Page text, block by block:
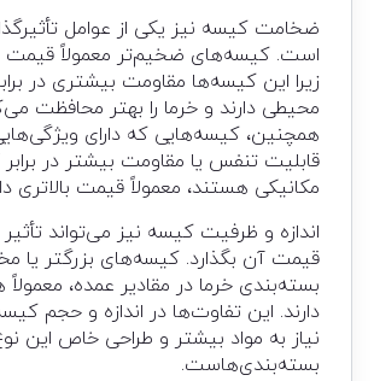
ضخامت کیسه نیز یکی از عوامل
است. کیسه‌های ضخیم‌تر معمولاً قیمت
زیرا این کیسه‌ها مقاومت بیشتری در
محیطی دارند و خرما را بهتر محافظت
همچنین، کیسه‌هایی که دارای
قابلیت تنفس یا مقاومت بیشتر در
مکانیکی هستند، معمولاً قیمت بالاتری
اندازه و ظرفیت کیسه نیز می‌تواند تأثیر
قیمت آن بگذارد. کیسه‌های بزرگتر یا
بسته‌بندی خرما در مقادیر عمده،
دارند. این تفاوت‌ها در اندازه و حجم
نیاز به مواد بیشتر و طراحی خاص این
بسته‌بندی‌هاست.